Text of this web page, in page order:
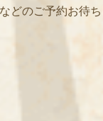
どのご予約お待ち